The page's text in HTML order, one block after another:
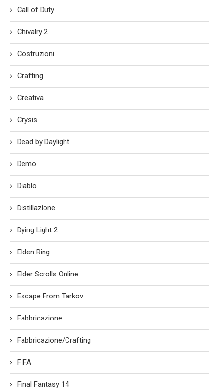
Call of Duty
Chivalry 2
Costruzioni
Crafting
Creativa
Crysis
Dead by Daylight
Demo
Diablo
Distillazione
Dying Light 2
Elden Ring
Elder Scrolls Online
Escape From Tarkov
Fabbricazione
Fabbricazione/Crafting
FIFA
Final Fantasy 14